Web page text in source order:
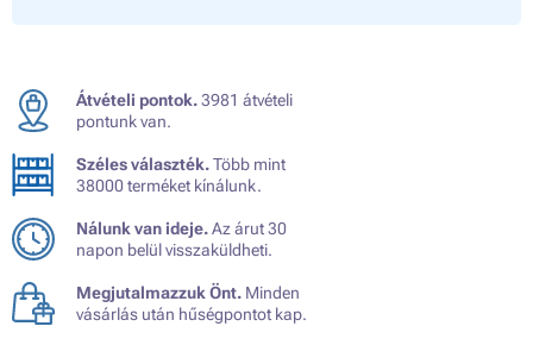
Átvételi pontok.3981 átvételi
pontunk van.
Széles választék.Több mint
38000 terméket kínálunk.
Nálunk van ideje.Az árut 30
napon belül visszaküldheti.
Megjutalmazzuk Önt. Minden
vásárlás után hűségpontot kap.